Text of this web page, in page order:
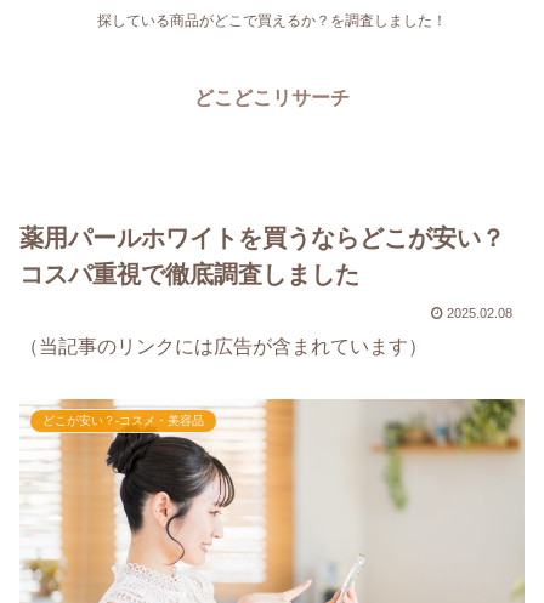
探している商品がどこで買えるか？を調査しました！
どこどこリサーチ
薬用パールホワイトを買うならどこが安い？
コスパ重視で徹底調査しました
2025.02.08
（当記事のリンクには広告が含まれています）
どこが安い？-コスメ・美容品